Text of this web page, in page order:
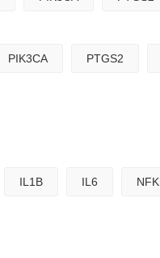
PIK3CA PTGS2
IL1B IL6